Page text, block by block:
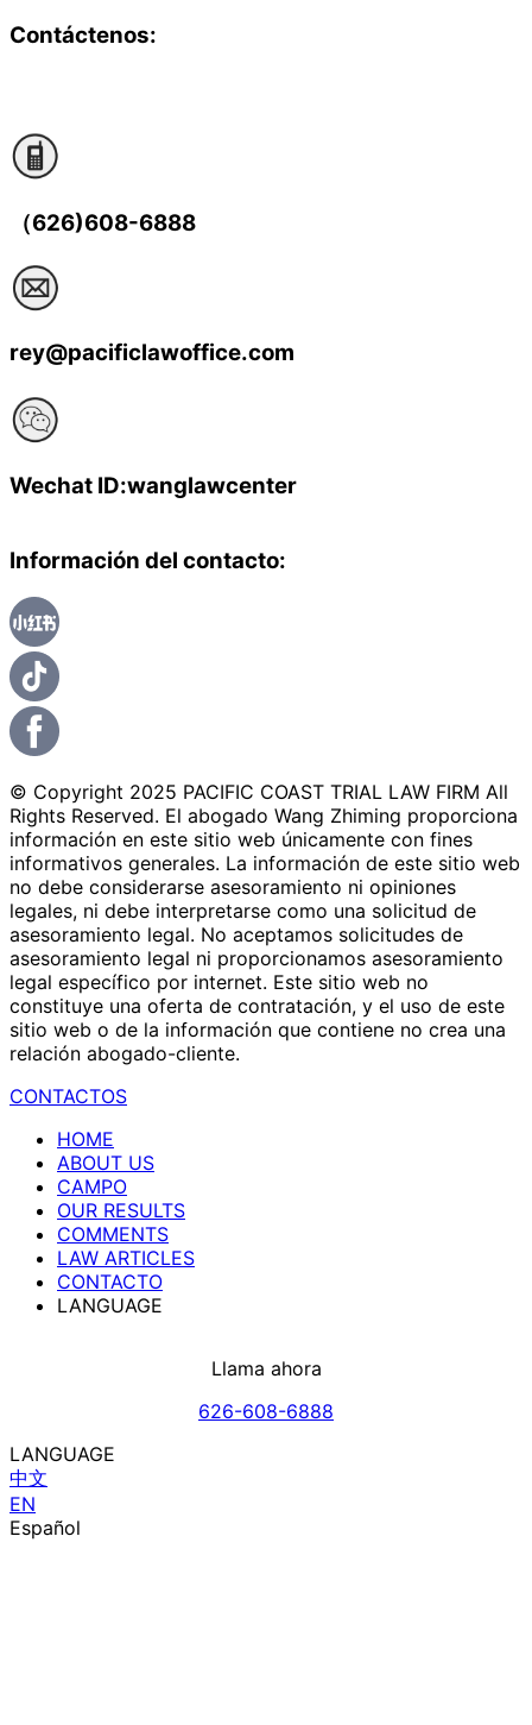
Contáctenos:
（626)608-6888
rey@pacificlawoffice.com
Wechat ID:wanglawcenter
Información del contacto:
© Copyright 2025 PACIFIC COAST TRIAL LAW FIRM All
Rights Reserved. El abogado Wang Zhiming proporciona
información en este sitio web únicamente con fines
informativos generales. La información de este sitio web
no debe considerarse asesoramiento ni opiniones
legales, ni debe interpretarse como una solicitud de
asesoramiento legal. No aceptamos solicitudes de
asesoramiento legal ni proporcionamos asesoramiento
legal específico por internet. Este sitio web no
constituye una oferta de contratación, y el uso de este
sitio web o de la información que contiene no crea una
relación abogado-cliente.
CONTACTOS
HOME
ABOUT US
CAMPO
OUR RESULTS
COMMENTS
LAW ARTICLES
CONTACTO
LANGUAGE
Llama ahora
626-608-6888
LANGUAGE
中文
EN
Español